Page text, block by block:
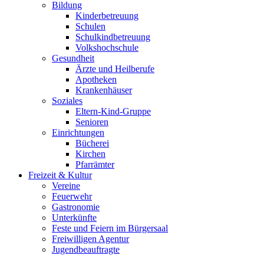
Bildung
Kinderbetreuung
Schulen
Schulkindbetreuung
Volkshochschule
Gesundheit
Ärzte und Heilberufe
Apotheken
Krankenhäuser
Soziales
Eltern-Kind-Gruppe
Senioren
Einrichtungen
Bücherei
Kirchen
Pfarrämter
Freizeit & Kultur
Vereine
Feuerwehr
Gastronomie
Unterkünfte
Feste und Feiern im Bürgersaal
Freiwilligen Agentur
Jugendbeauftragte